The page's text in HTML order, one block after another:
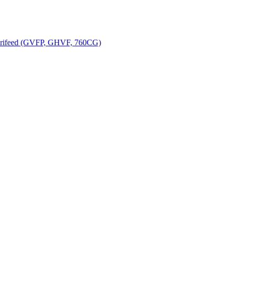
(GVFP, GHVF, 760CG)